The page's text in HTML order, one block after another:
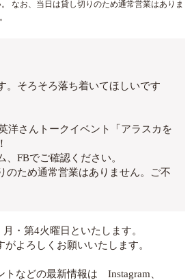
なお、当日は貸し切りのため通常営業はありま
。そろそろ落ち着いてほしいです
洋さんトークイベント「アラスカを
FBでご確認ください。
のため通常営業はありません。ご不
・第4火曜日といたします。
よろしくお願いいたします。
トなどの最新情報は Instagram、